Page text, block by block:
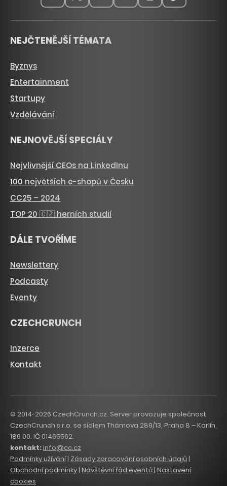
NEJČTENĚJŠÍ TÉMATA
Byznys
Entertainment
Startupy
Vzdělávání
NEJNOVĚJŠÍ SPECIÁLY
Nejvlivnější CEOs na LinkedInu
100 největších e-shopů v Česku
CC25 – 2024
TOP 20 🇨🇿 herních studií
DÁLE TVOŘÍME
Newslettery
Podcasty
Eventy
CZECHCRUNCH
Inzerce
Kontakt
© 2014-2026 CzechCrunch.cz. Server provozuje společnost
CzechCrunch s.r.o. se sídlem Thámova 289/13, Praha 8 – Karlín,
186 00. IČ 01465562.
kontakt:info@cc.cz
Podmínky užívání| Zásady zpracování osobních údajů |
Obchodní podmínky | Návštěvní řád eventů | Nastavení
cookies